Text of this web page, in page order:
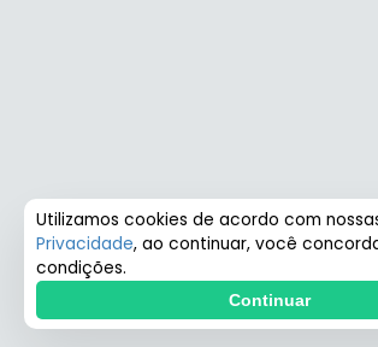
Utilizamos cookies de acordo com
Privacidade, ao continuar, você
condições.
Continuar